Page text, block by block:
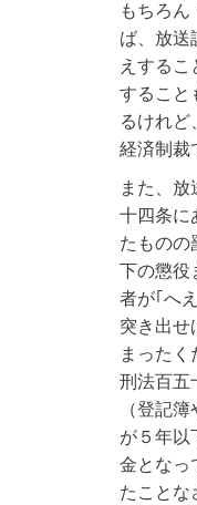
もちろん
ば、放送
えするこ
すること
るけれど
経済制裁
また、放
十四条に
たものの
下の懲
者が｢へ
突き出せ
まったく
刑法百五
（登記
が５年以
金となっ
たことな